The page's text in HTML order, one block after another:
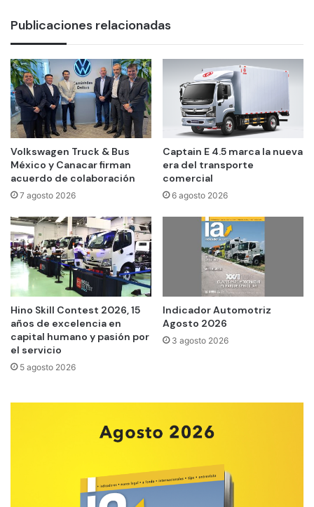
Publicaciones relacionadas
Volkswagen Truck & Bus
México y Canacar firman
acuerdo de colaboración
7 agosto 2026
Captain E 4.5 marca la nueva
era del transporte
comercial
6 agosto 2026
Hino Skill Contest 2026, 15
años de excelencia en
capital humano y pasión por
el servicio
5 agosto 2026
Indicador Automotriz
Agosto 2026
3 agosto 2026